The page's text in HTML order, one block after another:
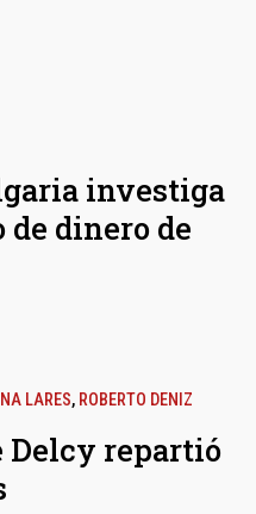
investiga
dinero de
LARES, ROBERTO DENIZ
Delcy repartió